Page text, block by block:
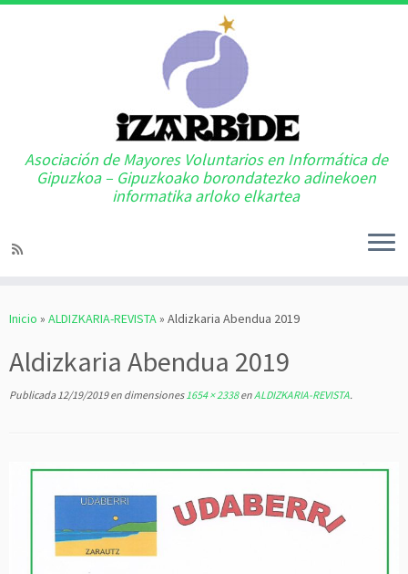
Asociación de Mayores Voluntarios en Informática de
Gipuzkoa – Gipuzkoako borondatezko adinekoen
informatika arloko elkartea
Inicio » ALDIZKARIA-REVISTA» Aldizkaria Abendua 2019
Aldizkaria Abendua 2019
Publicada 12/19/2019en dimensiones1654 × 2338enALDIZKARIA-REVISTA.